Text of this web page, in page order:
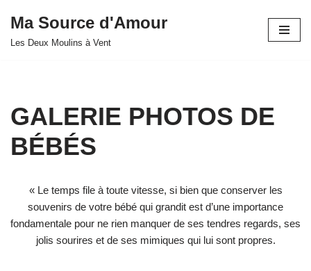
Aller
Ma Source d'Amour
Les Deux Moulins à Vent
GALERIE PHOTOS DE
BÉBÉS
« Le temps file à toute vitesse, si bien que conserver les
souvenirs de votre bébé qui grandit est d’une importance
fondamentale pour ne rien manquer de ses tendres regards, ses
jolis sourires et de ses mimiques qui lui sont propres.